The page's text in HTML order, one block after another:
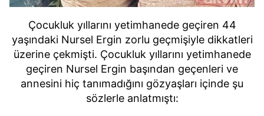
Çocukluk yıllarını yetimhanede geçiren 44
yaşındaki Nursel Ergin zorlu geçmişiyle dikkatleri
üzerine çekmişti. Çocukluk yıllarını yetimhanede
geçiren Nursel Ergin başından geçenleri ve
annesini hiç tanımadığını gözyaşları içinde şu
sözlerle anlatmıştı: